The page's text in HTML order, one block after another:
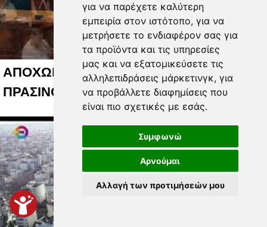
για να παρέχετε καλύτερη
εμπειρία στον ιστότοπο, για να
μετρήσετε το ενδιαφέρον σας για
τα προϊόντα και τις υπηρεσίες
μας και να εξατομικεύσετε τις
αλληλεπιδράσεις μάρκετινγκ, για
να προβάλλετε διαφημίσεις που
είναι πιο σχετικές με εσάς.
Συμφωνώ
Αρνούμαι
Αλλαγή των προτιμήσεών μου
ΑΠΟΧΩΡΗΣΕΙΣ ΓΙΑ ΤΟ ΚΟΣΤΟΣ ΤΟΥ
ΠΡΑΣΙΝΟΥ 05 08 2026